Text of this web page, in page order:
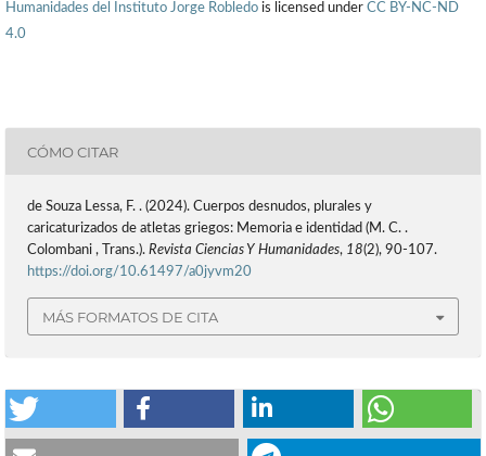
Humanidades del Instituto Jorge Robledo is licensed under CC BY-NC-ND
4.0
CÓMO CITAR
de Souza Lessa, F. . (2024). Cuerpos desnudos, plurales y
caricaturizados de atletas griegos: Memoria e identidad (M. C. .
Colombani , Trans.). Revista Ciencias Y Humanidades, 18(2), 90-107.
https://doi.org/10.61497/a0jyvm20
MÁS FORMATOS DE CITA